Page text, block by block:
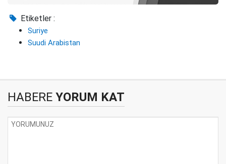
Etiketler :
Suriye
Suudi Arabistan
HABERE YORUM KAT